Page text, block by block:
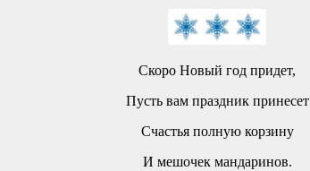
Скоро Новый год придет,
Пусть вам праздник принесет
Счастья полную корзину
И мешочек мандаринов.